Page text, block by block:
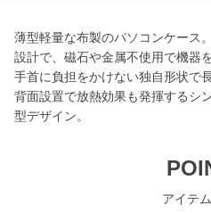
薄型軽量な布製のパソコンケース
設計で、磁石や金属不使用で機器
手首に負担をかけない独自形状で
背面設置で放熱効果も発揮するシ
型デザイン。
アイテ